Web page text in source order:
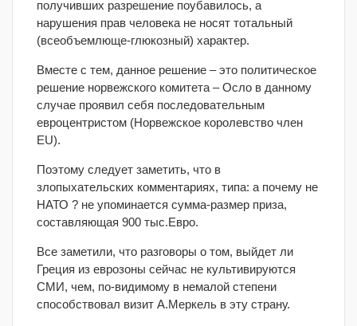
получивших разрешение поубавилось, а
нарушения прав человека не носят тотальный
(всеобъемлюще-глюкозный) характер.
Вместе с тем, данное решение – это политическое
решение норвежского комитета – Осло в данному
случае проявил себя последовательным
евроцентристом (Норвежское королевство член
EU).
Поэтому следует заметить, что в
злопыхательских комментариях, типа: а почему не
НАТО ? не упоминается сумма-размер приза,
составляющая 900 тыс.Евро.
Все заметили, что разговоры о том, выйдет ли
Греция из еврозоны сейчас не культивируются
СМИ, чем, по-видимому в немалой степени
способствовал визит А.Меркель в эту страну.